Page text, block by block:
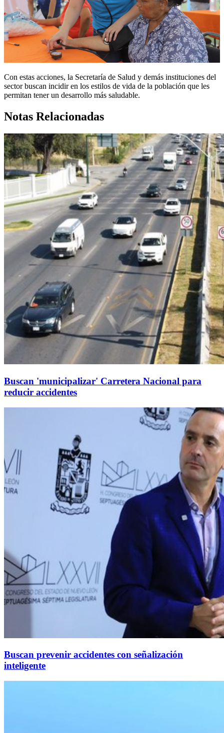
Con estas acciones, la Secretaría de Salud y demás instituciones del
sector buscan incidir en los estilos de vida de la población que les
permitan tener un desarrollo más saludable.
Notas Relacionadas
Buscan 'municipalizar' Carretera Nacional para
reducir accidentes
Buscan prevenir accidentes con señalización
inteligente